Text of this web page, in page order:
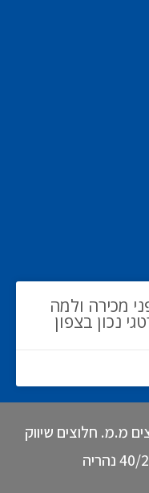
מכירה ולמה
נכון בצפון
מ.מ. חלוצים שיווק